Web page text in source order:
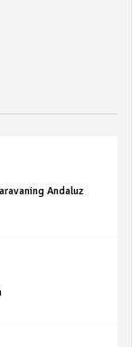
Andaluz